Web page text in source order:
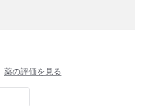
薬の評価を見る